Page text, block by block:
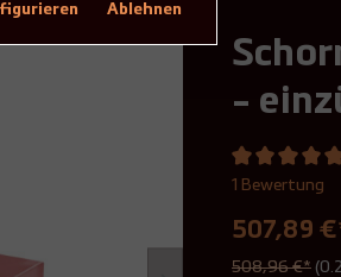
-
1 Bewertung
507,89
508,96 €*
Ablehnen